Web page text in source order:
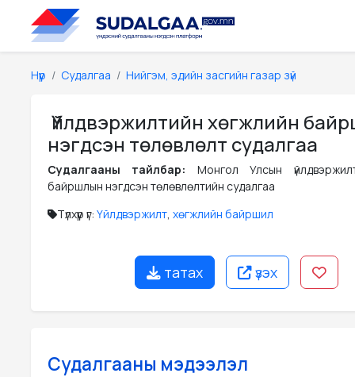
Нүүр Судалгаа Нийгэм, эдийн засгийн газар зүй
Үйлдвэржилтийн хөгжлийн
нэгдсэн төлөвлөлт судалгаа
Судалгааны тайлбар: Монгол Улсын
байршлын нэгдсэн төлөвлөлтийн судалгаа
Түлхүүр үг: Үйлдвэржилт, хөгжлийн байршил
татах үзэх
Судалгааны мэдээлэл